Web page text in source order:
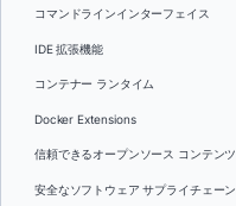
コマンドラインインターフェイス
IDE 拡張機能
コンテナー ランタイム
Docker Extensions
信頼できるオープンソース コンテンツ
安全なソフトウェア サプライチェーン